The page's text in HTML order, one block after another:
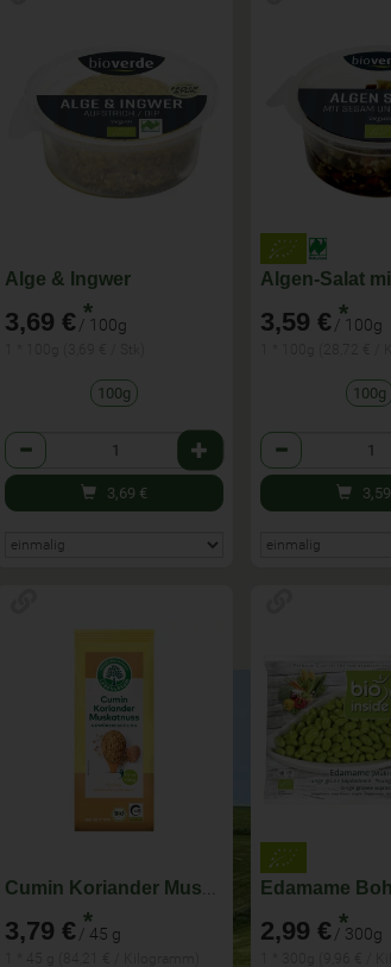
Alge & Ingwer
3,69 € *
/ 100g
100g
Anzahl
3,69 €
3,59 € *
/ 100g
100g
Anzahl
3,59
3,79 € *
/ 45 g 2,99 € *
/ 300g